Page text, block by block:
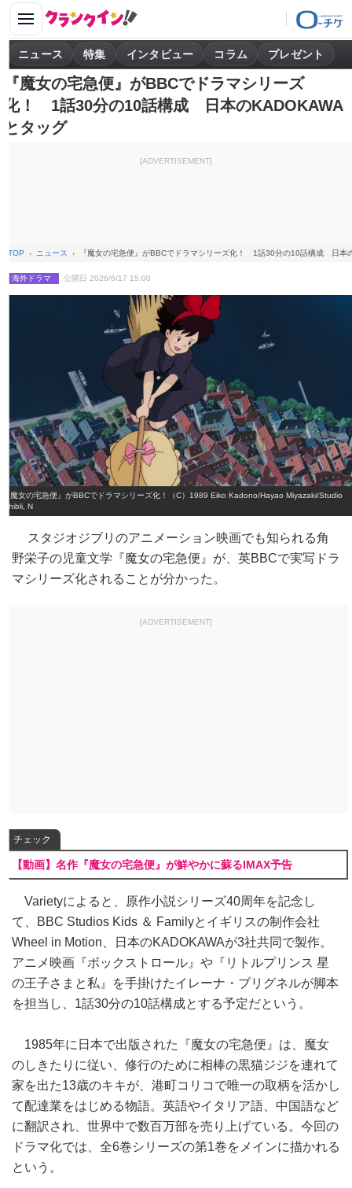
ニュース 特集 インタビュー コラム プレゼント
『魔女の宅急便』がBBCでドラマシリーズ
化！ 1話30分の10話構成 日本のKADOKAWA
とタッグ
[ADVERTISEMENT]
TOP ニュース 『魔女の宅急便』がBBCでドラマシリーズ化！ 1話30分の10話構成 日本
海外ドラマ 公開日 2026/6/17 15:00
『魔女の宅急便』がBBCでドラマシリーズ化！（C）1989 Eiko Kadono/Hayao Miyazaki/Studio
Ghibli, N
スタジオジブリのアニメーション映画でも知られる角
野栄子の児童文学『魔女の宅急便』が、英BBCで実写ドラ
マシリーズ化されることが分かった。
[ADVERTISEMENT]
チェック
【動画】名作『魔女の宅急便』が鮮やかに蘇るIMAX予告
Varietyによると、原作小説シリーズ40周年を記念し
て、BBC Studios Kids ＆ Familyとイギリスの制作会社
Wheel in Motion、日本のKADOKAWAが3社共同で製作。
アニメ映画『ボックストロール』や『リトルプリンス 星
の王子さまと私』を手掛けたイレーナ・ブリグネルが脚本
を担当し、1話30分の10話構成とする予定だという。
1985年に日本で出版された『魔女の宅急便』は、魔女
のしきたりに従い、修行のために相棒の黒猫ジジを連れて
家を出た13歳のキキが、港町コリコで唯一の取柄を活かし
て配達業をはじめる物語。英語やイタリア語、中国語など
に翻訳され、世界中で数百万部を売り上げている。今回の
ドラマ化では、全6巻シリーズの第1巻をメインに描かれる
という。